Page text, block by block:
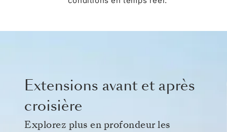
Extensions avant et après
croisière
Explorez plus en profondeur les